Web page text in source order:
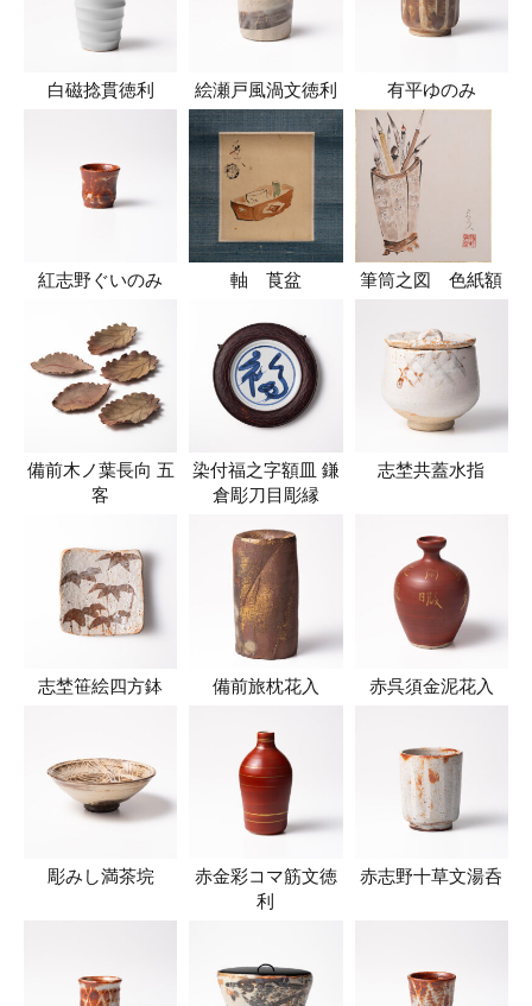
白磁捻貫徳利 絵瀬戸風渦文徳利 有平ゆのみ
紅志野ぐいのみ 軸 莨盆 筆筒之図 色紙額
備前木ノ葉長向 五
客
染付福之字額皿 鎌
倉彫刀目彫縁
志埜共蓋水指
志埜笹絵四方鉢 備前旅枕花入 赤呉須金泥花入
彫みし満茶垸
赤金彩コマ筋文徳
利
赤志野十草文湯呑